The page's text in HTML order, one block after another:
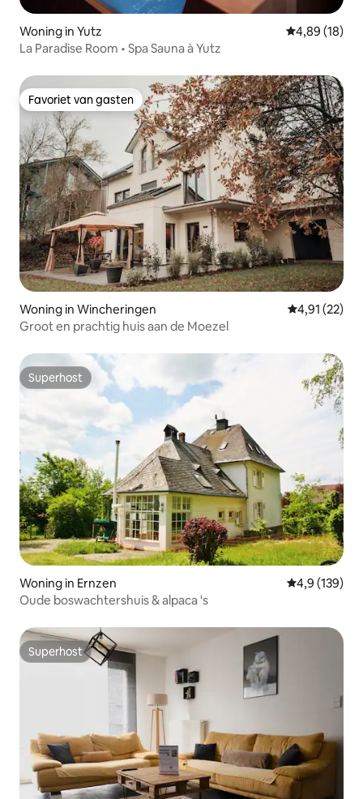
Woning in Yutz Gemiddelde
4,89 (18)
La Paradise Room • Spa Sauna à Yutz
Favoriet van gasten
Favoriet van gasten
Woning in Wincheringen Gemiddelde
4,91 (22)
Groot en prachtig huis aan de Moezel
Superhost
Superhost
Woning in Ernzen Gemiddelde
4,9 (139)
Oude boswachtershuis & alpaca 's
Superhost
Superhost